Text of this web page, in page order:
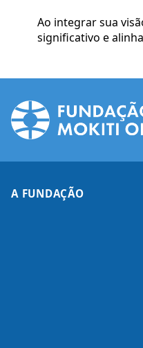
Ao integrar sua
significativo e
A FUNDAÇÃO